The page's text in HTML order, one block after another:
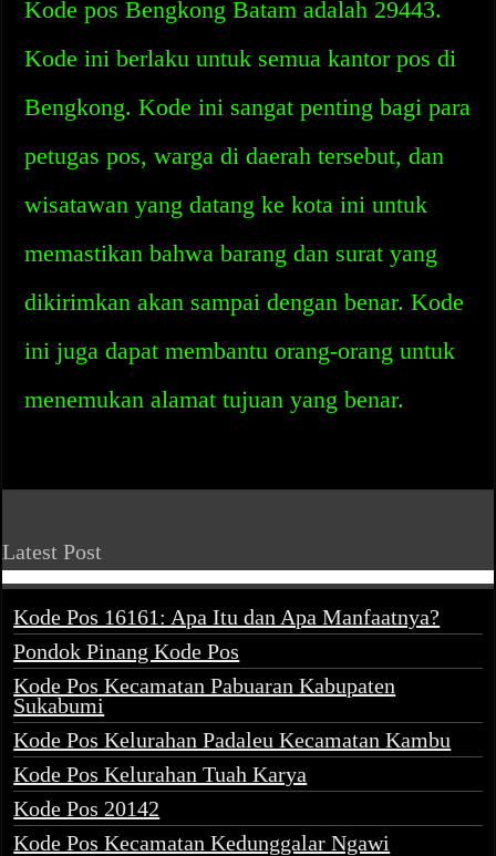
Kode pos Bengkong Batam adalah 29443.
Kode ini berlaku untuk semua kantor pos di
Bengkong. Kode ini sangat penting bagi para
petugas pos, warga di daerah tersebut, dan
wisatawan yang datang ke kota ini untuk
memastikan bahwa barang dan surat yang
dikirimkan akan sampai dengan benar. Kode
ini juga dapat membantu orang-orang untuk
menemukan alamat tujuan yang benar.
Latest Post
Kode Pos 16161: Apa Itu dan Apa Manfaatnya?
Pondok Pinang Kode Pos
Kode Pos Kecamatan Pabuaran Kabupaten
Sukabumi
Kode Pos Kelurahan Padaleu Kecamatan Kambu
Kode Pos Kelurahan Tuah Karya
Kode Pos 20142
Kode Pos Kecamatan Kedunggalar Ngawi